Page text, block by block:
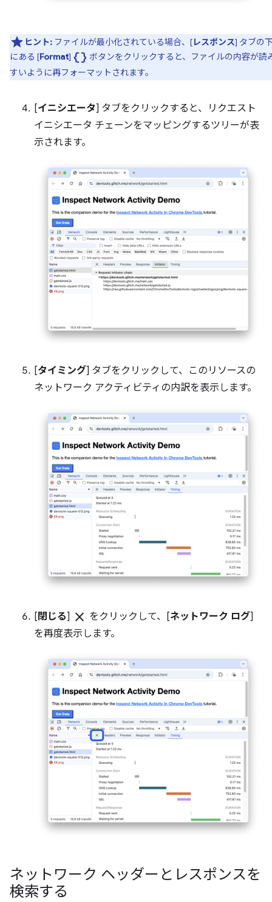
ヒント: ファイルが最小化されている場合、[レスポンス] タブの
にある [Format] data_object ボタンをクリックすると、ファイルの内容が読
すいように再フォーマットされます。
[イニシエータ] タブをクリックすると、リクエスト
イニシエータ チェーンをマッピングするツリーが表
示されます。
[タイミング] タブをクリックして、このリソースの
ネットワーク アクティビティの内訳を表示します。
[ 閉じる] close をクリックして、[ネットワーク ログ]
を再度表示します。
ネットワーク ヘッダーとレスポンスを
検索する